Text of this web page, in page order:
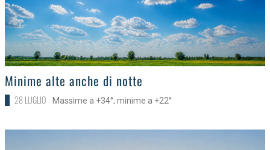
>Minime alte anche di notte
28 LUGLIO Massime a +34°; minime a +22°